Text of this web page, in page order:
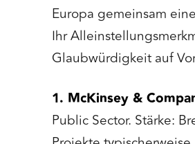
Europa gemeinsam
Ihr
Glaubwürdigkeit auf
1. McKinsey &
Public Sector. Stärke: